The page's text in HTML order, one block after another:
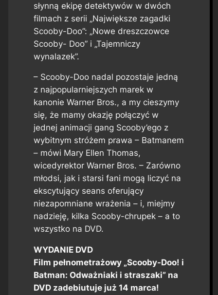
słynną ekipę detektywów w dwóch
filmach z serii „Największe zagadki
Scooby-Doo”: „Nowe dreszczowce
Scooby- Doo” i „Tajemniczy
wynalazek”.
– Scooby-Doo nadal pozostaje jedną
z najpopularniejszych marek w
kanonie Warner Bros., a my cieszymy
się, że mamy okazję połączyć w
jednej animacji gang Scooby’ego z
wybitnym stróżem prawa – Batmanem
– mówi Mary Ellen Thomas,
wicedyrektor Warner Bros. – Zarówno
młodsi, jak i starsi fani mogą liczyć na
ekscytujący seans oferujący
niezapomniane wrażenia – i, miejmy
nadzieję, kilka Scooby-chrupek – a to
wszystko na DVD.
WYDANIE DVD
Film pełnometrażowy „Scooby-Doo! i
Batman: Odważniaki i straszaki” na
DVD zadebiutuje już 14 marca!